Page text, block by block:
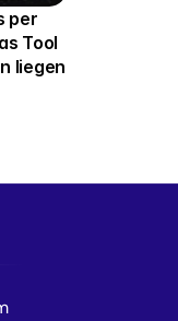
per
Tool
liegen